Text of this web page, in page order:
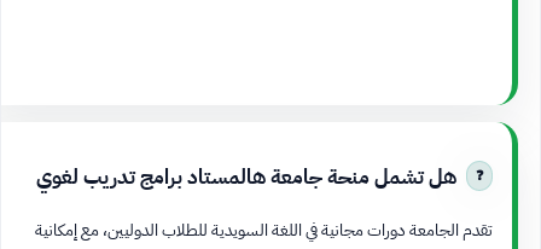
هل تشمل منحة جامعة هالمستاد برامج تدريب لغوي
تقدم الجامعة دورات مجانية في اللغة السويدية للطلاب الدوليين، مع إمكانية